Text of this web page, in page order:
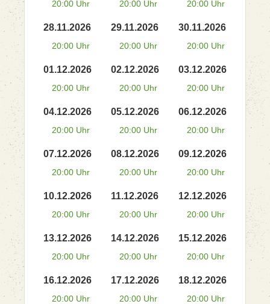
20:00 Uhr 20:00 Uhr 20:00 Uhr
28.11.2026
20:00 Uhr
29.11.2026
20:00 Uhr
30.11.2026
20:00 Uhr
01.12.2026
20:00 Uhr
02.12.2026
20:00 Uhr
03.12.2026
20:00 Uhr
04.12.2026
20:00 Uhr
05.12.2026
20:00 Uhr
06.12.2026
20:00 Uhr
07.12.2026
20:00 Uhr
08.12.2026
20:00 Uhr
09.12.2026
20:00 Uhr
10.12.2026
20:00 Uhr
11.12.2026
20:00 Uhr
12.12.2026
20:00 Uhr
13.12.2026
20:00 Uhr
14.12.2026
20:00 Uhr
15.12.2026
20:00 Uhr
16.12.2026
20:00 Uhr
17.12.2026
20:00 Uhr
18.12.2026
20:00 Uhr